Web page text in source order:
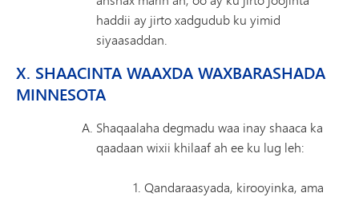
haddii ay jirto xadgudub ku yimid
siyaasaddan.
X. SHAACINTA WAAXDA WAXBARASHADA
MINNESOTA
Shaqaalaha degmadu waa inay shaaca ka
qaadaan wixii khilaaf ah ee ku lug leh:
Qandaraasyada, kirooyinka, ama